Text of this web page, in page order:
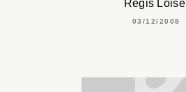
Régis Loisel
03/12/2008